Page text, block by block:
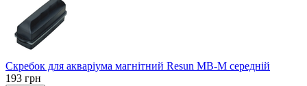
Скребок для акваріума магнітний Resun MB-M середній
193 грн